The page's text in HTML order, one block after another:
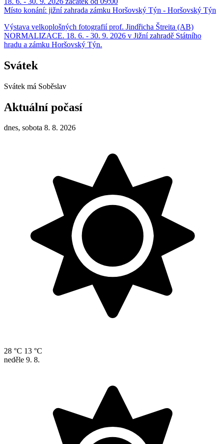
Místo konání: jižní zahrada zámku Horšovský Týn - Horšovský Týn
Výstava velkoplošných fotografií prof. Jindřicha Štreita (AB)
NORMALIZACE. 18. 6. - 30. 9. 2026 v Jižní zahradě Státního
hradu a zámku Horšovský Týn.
Svátek
Svátek má Soběslav
Aktuální počasí
dnes, sobota 8. 8. 2026
28 °C 13 °C
neděle 9. 8.